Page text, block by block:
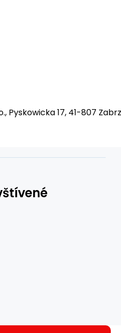
Pyskowicka 17, 41-807